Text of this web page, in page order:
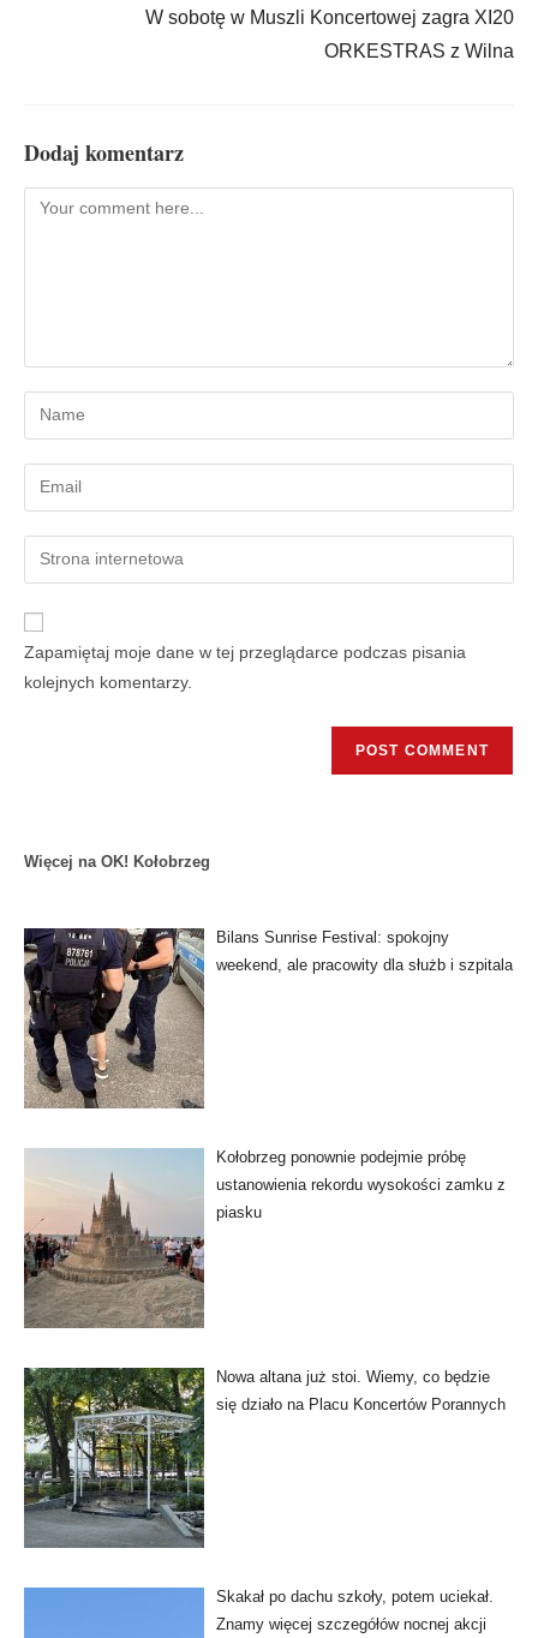
W sobotę w Muszli Koncertowej zagra XI20
ORKESTRAS z Wilna
Dodaj komentarz
Zapamiętaj moje dane w tej przeglądarce podczas pisania
kolejnych komentarzy.
Więcej na OK! Kołobrzeg
Bilans Sunrise Festival: spokojny
weekend, ale pracowity dla służb i szpitala
Kołobrzeg ponownie podejmie próbę
ustanowienia rekordu wysokości zamku z
piasku
Nowa altana już stoi. Wiemy, co będzie
się działo na Placu Koncertów Porannych
Skakał po dachu szkoły, potem uciekał.
Znamy więcej szczegółów nocnej akcji